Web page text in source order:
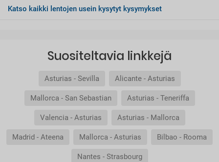
Katso kaikki lentojen usein kysytyt kysymykset
Suositeltavia linkkejä
Asturias - Sevilla Alicante - Asturias
Mallorca - San Sebastian Asturias - Teneriffa
Valencia - Asturias Asturias - Mallorca
Madrid - Ateena Mallorca - Asturias Bilbao - Rooma
Nantes - Strasbourg